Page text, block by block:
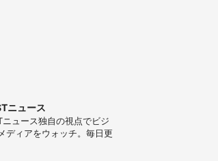
性）
ニュース
ュース独自の視点でビジ
ディアをウォッチ。毎日更